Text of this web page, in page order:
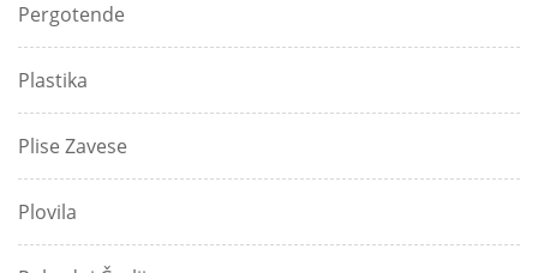
Pergotende
Plastika
Plise Zavese
Plovila